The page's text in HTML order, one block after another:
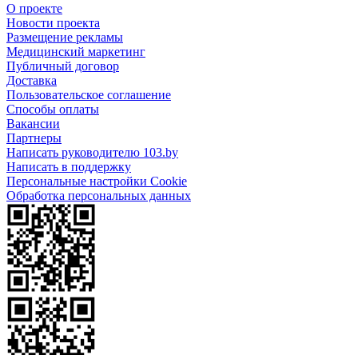
О проекте
Новости проекта
Размещение рекламы
Медицинский маркетинг
Публичный договор
Доставка
Пользовательское соглашение
Способы оплаты
Вакансии
Партнеры
Написать руководителю 103.by
Написать в поддержку
Персональные настройки Cookie
Обработка персональных данных